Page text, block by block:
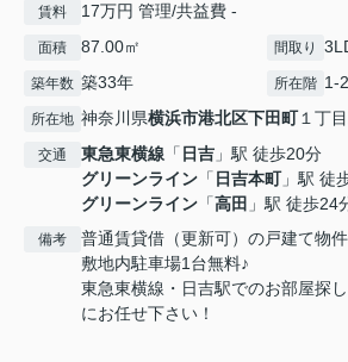
賃料 17万円 管理/共益費 -
面積 87.00㎡ 間取り
築年数 築33年 所在階 1-
所在地 神奈川県横浜市港北区下田町１丁
交通 東急東横線 「 日吉 」駅 徒歩20分
グリーンライン 「 日吉本町」駅 徒
グリーンライン 「高田 」駅 徒歩24
備考
普通賃貸借（更新可）の戸建て物件
敷地内駐車場1台無料♪
東急東横線・日吉駅でのお部屋探
にお任せ下さい！